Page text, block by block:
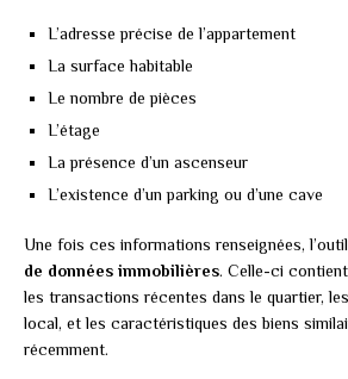
L’adresse précise de l’appartement
La surface habitable
Le nombre de pièces
L’étage
La présence d’un ascenseur
L’existence d’un parking ou d’une cave
Une fois ces informations renseignées,
de données immobilières. Celle-ci
les transactions récentes dans le quartier,
local, et les caractéristiques des biens
récemment.